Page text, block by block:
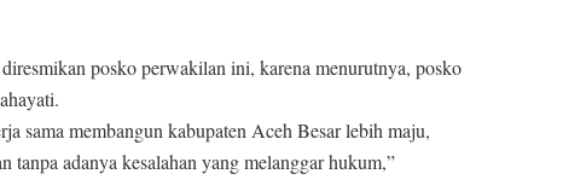
posko perwakilan ini, karena menurutnya, posko
sama membangun kabupaten Aceh Besar lebih maju,
tanpa adanya kesalahan yang melanggar hukum,”